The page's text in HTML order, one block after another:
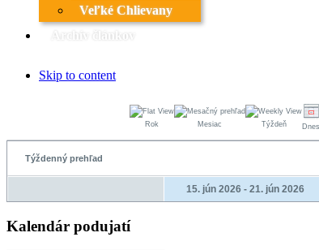
Veľké Chlievany
Archív článkov
Skip to content
Rok Mesiac Týždeň Dnes
Týždenný prehľad
15. jún 2026 - 21. jún 2026
Kalendár podujatí